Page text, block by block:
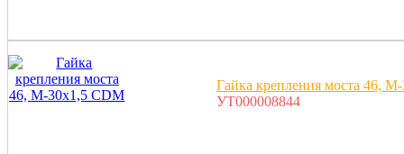
Гайка крепления моста 46,
УТ000008844